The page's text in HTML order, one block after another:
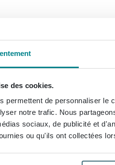
des cookies.
permettent de personnaliser le
notre trafic. Nous
sociaux, de publicité et
ou qu'ils ont collectées
d’espace de rangement
tiroirs, un espace de
de bains. Pensez aux
sa place, ce qui permet de
n’est pas seulement
et profitez d’une
cogner. Le lavabo en
ce qui vous permet de vous
un distributeur de savon ou
bon raccord et puissiez vous